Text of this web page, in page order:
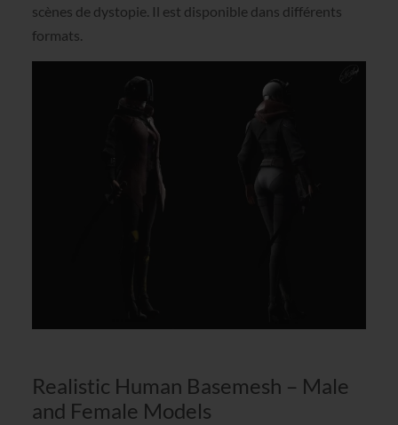
scènes de dystopie. Il est disponible dans différents
formats.
Realistic Human Basemesh – Male
and Female Models